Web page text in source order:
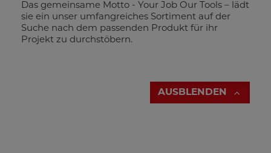
Das gemeinsame Motto - Your Job Our Tools – lädt
sie ein unser umfangreiches Sortiment auf der
Suche nach dem passenden Produkt für ihr
Projekt zu durchstöbern.
AUSBLENDEN